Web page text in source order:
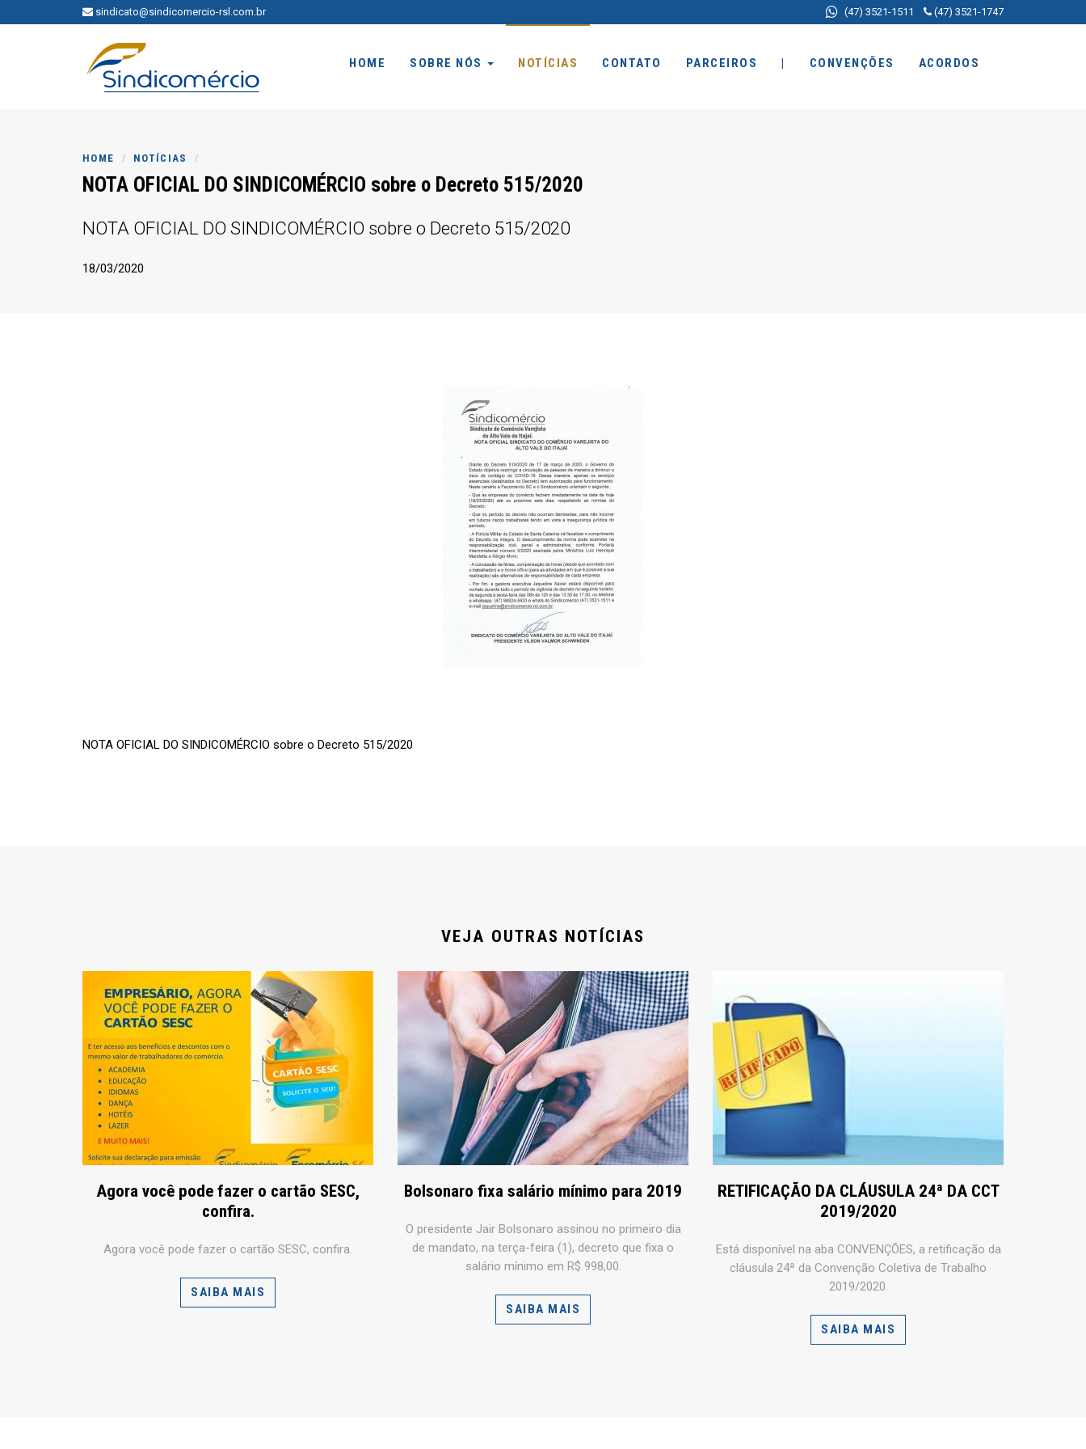
sindicato@sindicomercio-rsl.com.br (47) 3521-1511 (47) 3521-1747
HOME SOBRE NÓS NOTÍCIAS CONTATO PARCEIROS | CONVENÇÕES ACORDOS
HOME NOTÍCIAS
NOTA OFICIAL DO SINDICOMÉRCIO sobre o Decreto 515/2020
NOTA OFICIAL DO SINDICOMÉRCIO sobre o Decreto 515/2020
18/03/2020
NOTA OFICIAL DO SINDICOMÉRCIO sobre o Decreto 515/2020
VEJA OUTRAS NOTÍCIAS
Agora você pode fazer o cartão SESC,
confira.
Agora você pode fazer o cartão SESC, confira.
SAIBA MAIS
Bolsonaro fixa salário mínimo para 2019
O presidente Jair Bolsonaro assinou no primeiro dia
de mandato, na terça-feira (1), decreto que fixa o
salário mínimo em R$ 998,00.
SAIBA MAIS
RETIFICAÇÃO DA CLÁUSULA 24ª DA CCT
2019/2020
Está disponível na aba CONVENÇÕES, a retificação da
cláusula 24ª da Convenção Coletiva de Trabalho
2019/2020.
SAIBA MAIS